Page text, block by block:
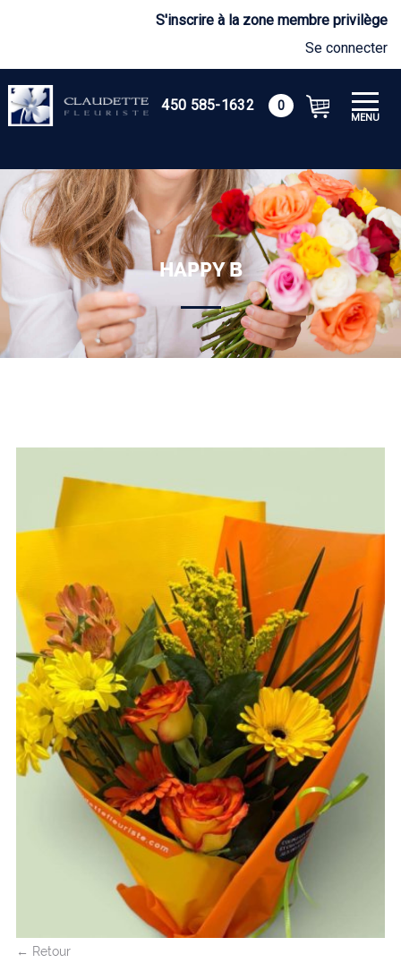
S'inscrire à la zone membre privilège
Se connecter
450 585-1632 0
HAPPY B
MENU
← Retour